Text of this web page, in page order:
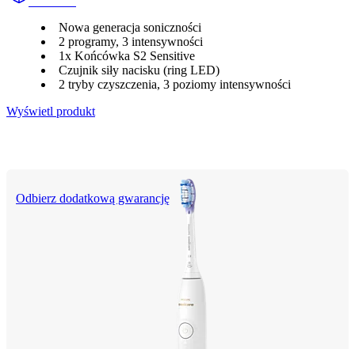
Nowa generacja soniczności
2 programy, 3 intensywności
1x Końcówka S2 Sensitive
Czujnik siły nacisku (ring LED)
2 tryby czyszczenia, 3 poziomy intensywności
Wyświetl produkt
Odbierz dodatkową gwarancję